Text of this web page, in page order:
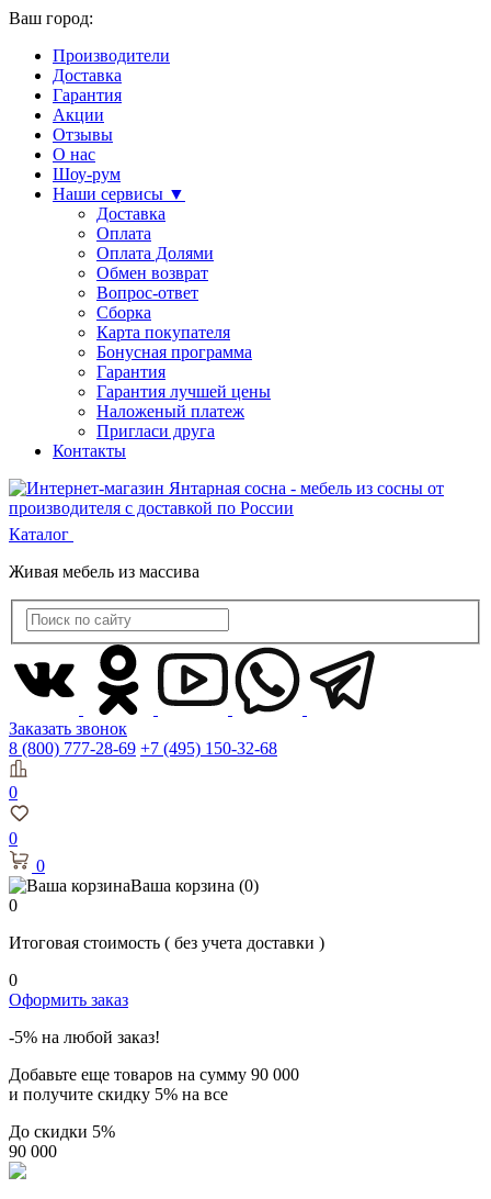
Ваш город:
Производители
Доставка
Гарантия
Акции
Отзывы
О нас
Шоу-рум
Наши сервисы ▼
Доставка
Оплата
Оплата Долями
Обмен возврат
Вопрос-ответ
Сборка
Карта покупателя
Бонусная программа
Гарантия
Гарантия лучшей цены
Наложеный платеж
Пригласи друга
Контакты
Каталог
Живая мебель из массива
Заказать звонок
8 (800) 777-28-69 +7 (495) 150-32-68
0
0
0
Ваша корзина (0)
0
Итоговая стоимость ( без учета доставки )
0
Оформить заказ
-5% на любой заказ!
Добавьте еще товаров на сумму 90 000
и получите скидку 5% на все
До скидки 5%
90 000